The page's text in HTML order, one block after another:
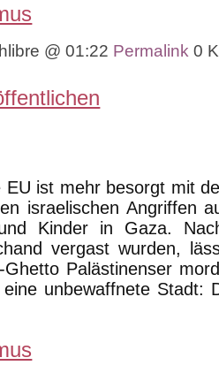
@ 01:22 Permalink 0
EU ist mehr besorgt mit
israelischen Angriffen
Kinder in Gaza.
vergast wurden,
Palästinenser
unbewaffnete Stadt: